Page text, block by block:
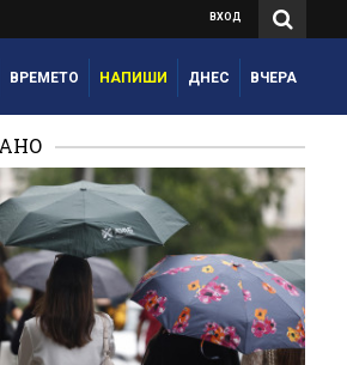
ВХОД
ВРЕМЕТО НАПИШИ ДНЕС ВЧЕРА